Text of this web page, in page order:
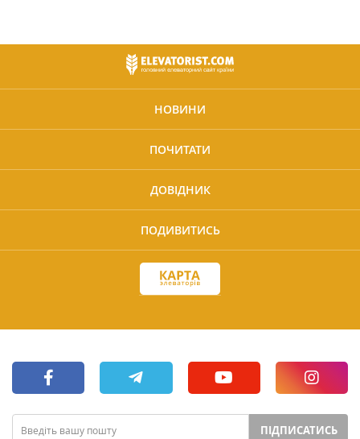
НОВИНИ
ПОЧИТАТИ
ДОВІДНИК
ПОДИВИТИСЬ
ПІДПИСАТИСЬ